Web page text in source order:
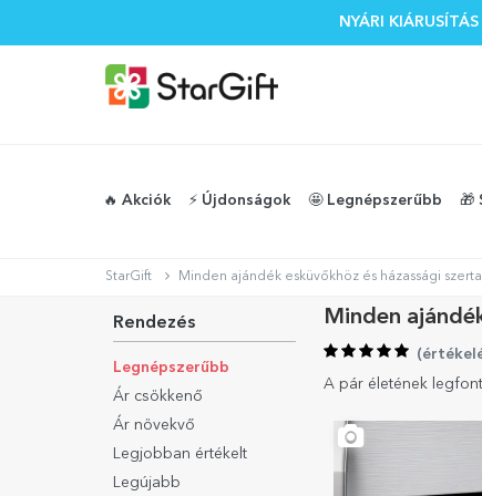
NYÁRI
🔥 Akciók ⚡️ Újdonságok 🤩 Legnépszerűbb 🎁
StarGift Minden ajándék esküvőkhöz és házassági
Rendezés
Legnépszerűbb
Ár csökkenő
Ár növekvő
Legjobban értékelt
Legújabb
Minden
(
A pár életének